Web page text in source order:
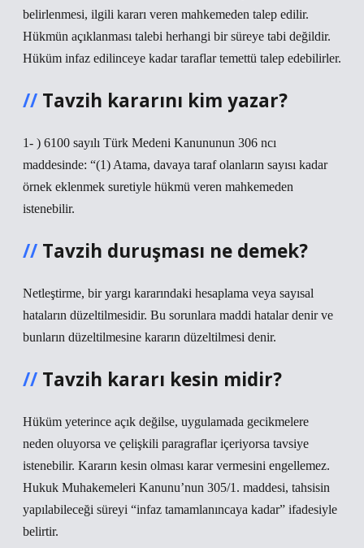
belirlenmesi, ilgili kararı veren mahkemeden talep edilir.
Hükmün açıklanması talebi herhangi bir süreye tabi değildir.
Hüküm infaz edilinceye kadar taraflar temettü talep edebilirler.
Tavzih kararını kim yazar?
1- ) 6100 sayılı Türk Medeni Kanununun 306 ncı
maddesinde: “(1) Atama, davaya taraf olanların sayısı kadar
örnek eklenmek suretiyle hükmü veren mahkemeden
istenebilir.
Tavzih duruşması ne demek?
Netleştirme, bir yargı kararındaki hesaplama veya sayısal
hataların düzeltilmesidir. Bu sorunlara maddi hatalar denir ve
bunların düzeltilmesine kararın düzeltilmesi denir.
Tavzih kararı kesin midir?
Hüküm yeterince açık değilse, uygulamada gecikmelere
neden oluyorsa ve çelişkili paragraflar içeriyorsa tavsiye
istenebilir. Kararın kesin olması karar vermesini engellemez.
Hukuk Muhakemeleri Kanunu’nun 305/1. maddesi, tahsisin
yapılabileceği süreyi “infaz tamamlanıncaya kadar” ifadesiyle
belirtir.